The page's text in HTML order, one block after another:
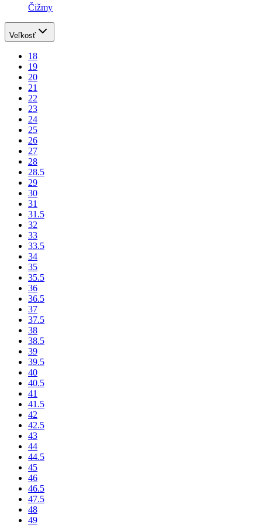
Čižmy
Veľkosť
18
19
20
21
22
23
24
25
26
27
28
28.5
29
30
31
31.5
32
33
33.5
34
35
35.5
36
36.5
37
37.5
38
38.5
39
39.5
40
40.5
41
41.5
42
42.5
43
44
44.5
45
46
46.5
47.5
48
49